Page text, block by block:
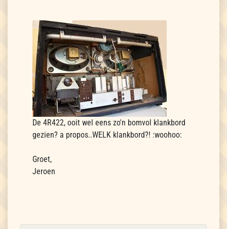
De 4R422, ooit wel eens zo'n bomvol klankbord
gezien? a propos..WELK klankbord?! :woohoo:
Groet,
Jeroen